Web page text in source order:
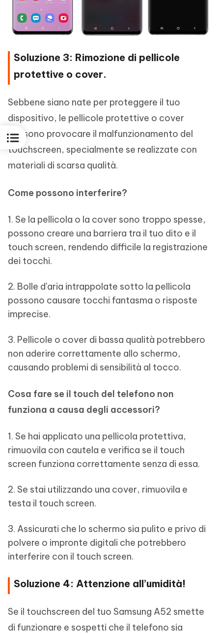
Soluzione 3: Rimozione di pellicole
protettive o cover.
Sebbene siano nate per proteggere il tuo
dispositivo, le pellicole protettive o cover
possono provocare il malfunzionamento del
touchscreen, specialmente se realizzate con
materiali di scarsa qualità.
Come possono interferire?
1. Se la pellicola o la cover sono troppo spesse,
possono creare una barriera tra il tuo dito e il
touch screen, rendendo difficile la registrazione
dei tocchi.
2. Bolle d'aria intrappolate sotto la pellicola
possono causare tocchi fantasma o risposte
imprecise.
3. Pellicole o cover di bassa qualità potrebbero
non aderire correttamente allo schermo,
causando problemi di sensibilità al tocco.
Cosa fare se il touch del telefono non
funziona a causa degli accessori?
1. Se hai applicato una pellicola protettiva,
rimuovila con cautela e verifica se il touch
screen funziona correttamente senza di essa.
2. Se stai utilizzando una cover, rimuovila e
testa il touch screen.
3. Assicurati che lo schermo sia pulito e privo di
polvere o impronte digitali che potrebbero
interferire con il touch screen.
Soluzione 4: Attenzione all’umidità!
Se il touchscreen del tuo Samsung A52 smette
di funzionare e sospetti che il telefono sia